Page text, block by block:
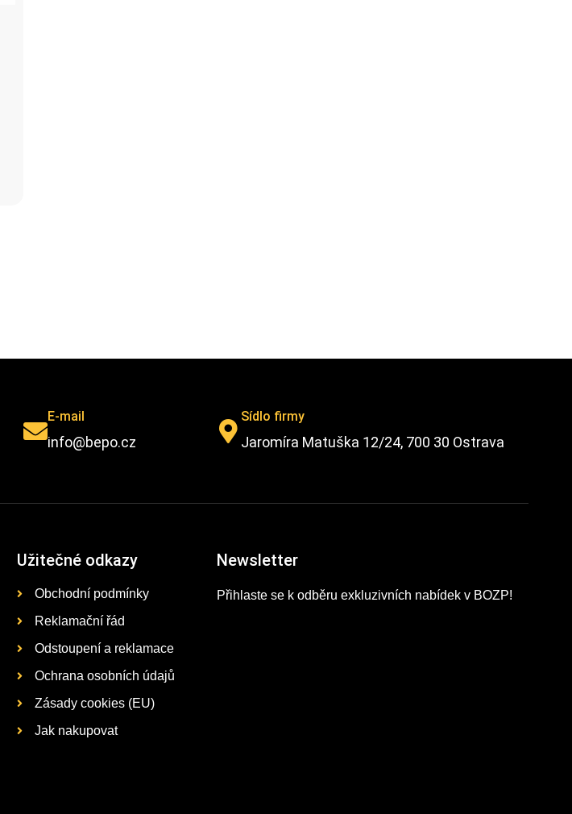
E-mail
info@bepo.cz
Sídlo firmy
Jaromíra Matuška 12/24, 700 30 Ostrava
Užitečné odkazy
Obchodní podmínky
Reklamační řád
Odstoupení a reklamace
Ochrana osobních údajů
Zásady cookies (EU)
Jak nakupovat
Newsletter
Přihlaste se k odběru exkluzivních nabídek v BOZP!